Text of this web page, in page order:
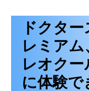
ドクタ
レミアム
レオクー
に体験で